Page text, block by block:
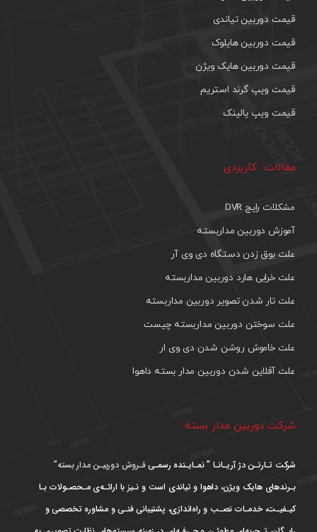
قیمت دوربین تیاندی
قیمت دوربین هایلوک
قیمت دوربین هایک ویژن
قیمت ویپ گرند استریم
قیمت ویپ یالینک
مقالات کاربردی
مشکلات رایج DVR
آموزش دوربین مداربسته
علت بوق زدن دستگاه دی وی آر
علت خرابی هارد دوربین مداربسته
علت تار شدن تصویر دوربین مداربسته
علت سوختن دوربین مداربسته چیست
علت خاموش روشن شدن دی وی ار
علت آفلاین شدن دوربین مدار بسته داهوا
شرکت دوربین مدار بسته
شرکت تـارتـن دژ آریـانـا ” نمـایـنده رسمـیفـروش دوربیـن مدار بسته”
بـرندهای هایک ویژن، داهوا و تیاندی است و نـیز با ارائـه‌ی مـحصـولات بـا
کیـفیـت، خدمـات نصـب و راه‌اندازی، پشتیبانی فنـی و مشاوره تخصصی و